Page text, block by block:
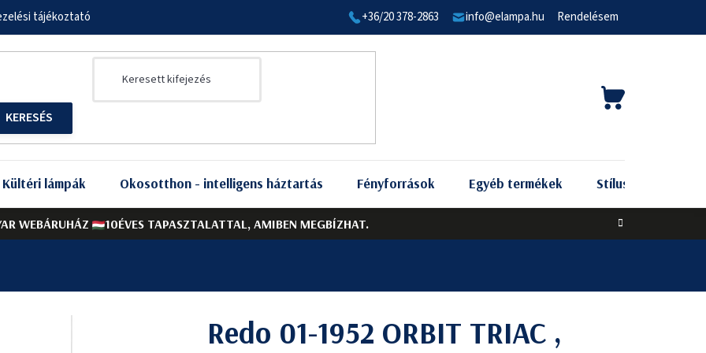
WEBÁRUHÁZ 10ÉVES TAPASZTALATTAL, AMIBEN MEGBÍZHAT.
tájékoztató +36/20 378-2863 info@elampa.hu Rendelésem
KOSÁR
Kültéri lámpák Okosotthon - intelligens háztartás Fényforrások Egyéb termékek Stílus szerint
Redo 01-1952 ORBIT TRIAC ,